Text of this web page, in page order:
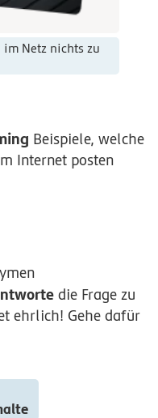
Netz nichts zu
Beispiele, welche
Internet posten
die Frage zu
ehrlich! Gehe dafür